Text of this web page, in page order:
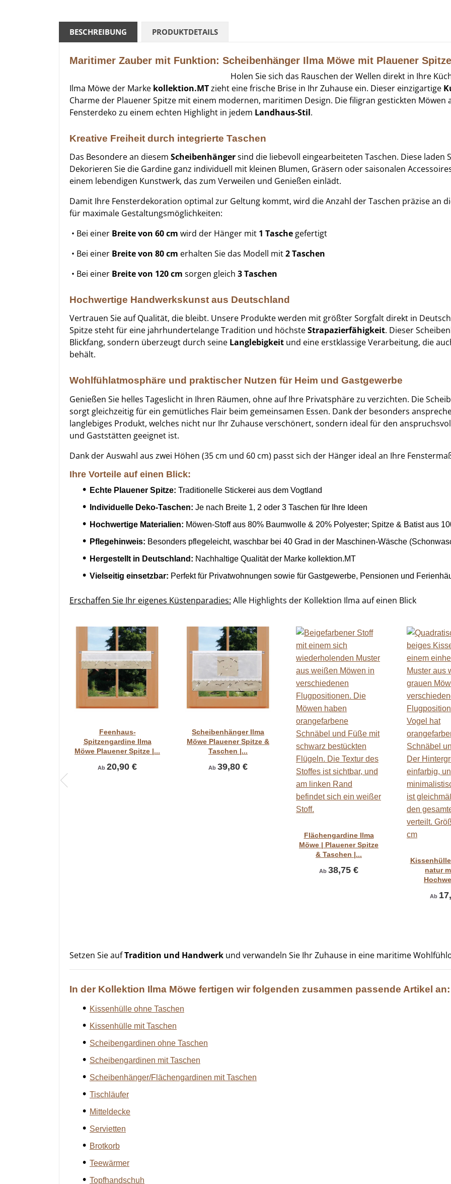
BESCHREIBUNG PRODUKTDETAILS
Maritimer Zauber mit Funktion: Scheibenhänger Ilma Möwe mit Plauener Spitze
Holen Sie sich das Rauschen der Wellen direkt in Ihre
Ilma Möwe der Marke kollektion.MTzieht eine frische Brise in Ihr Zuhause ein. Dieser einzigartige
Charme der Plauener Spitze mit einem modernen, maritimen Design. Die filigran gestickten
Fensterdeko zu einem echten Highlight in jedem Landhaus-Stil.
Kreative Freiheit durch integrierte Taschen
Das Besondere an diesem Scheibenhängersind die liebevoll eingearbeiteten Taschen. Diese laden
Dekorieren Sie die Gardine ganz individuell mit kleinen Blumen, Gräsern oder saisonalen
einem lebendigen Kunstwerk, das zum Verweilen und Genießen einlädt.
Damit Ihre Fensterdekoration optimal zur Geltung kommt, wird die Anzahl der Taschen präzise an
für maximale Gestaltungsmöglichkeiten:
• Bei einer Breite von 60 cm wird der Hänger mit 1 Tasche gefertigt
• Bei einer Breite von 80 cm erhalten Sie das Modell mit2 Taschen
• Bei einer Breite von 120 cm sorgen gleich 3 Taschen
Hochwertige Handwerkskunst aus Deutschland
Vertrauen Sie auf Qualität, die bleibt. Unsere Produkte werden mit größter Sorgfalt direkt in
Spitze steht für eine jahrhundertelange Tradition und höchsteStrapazierfähigkeit. Dieser
Blickfang, sondern überzeugt durch seine Langlebigkeit und eine erstklassige Verarbeitung, die
behält.
Wohlfühlatmosphäre und praktischer Nutzen für Heim und Gastgewerbe
Genießen Sie helles Tageslicht in Ihren Räumen, ohne auf Ihre Privatsphäre zu verzichten. Die
sorgt gleichzeitig für ein gemütliches Flair beim gemeinsamen Essen. Dank der besonders
langlebiges Produkt, welches nicht nur Ihr Zuhause verschönert, sondern ideal für den
und Gaststätten geeignet ist.
Dank der Auswahl aus zwei Höhen (35 cm und 60 cm) passt sich der Hänger ideal an Ihre
Ihre Vorteile auf einen Blick:
Echte Plauener Spitze: Traditionelle Stickerei aus dem Vogtland
Individuelle Deko-Taschen: Je nach Breite 1, 2 oder 3 Taschen für Ihre Ideen
Hochwertige Materialien: Möwen-Stoff aus 80% Baumwolle & 20% Polyester; Spitze & Batist aus
Pflegehinweis: Besonders pflegeleicht, waschbar bei 40 Grad in der Maschinen-Wäsche
Hergestellt in Deutschland: Nachhaltige Qualität der Marke kollektion.MT
Vielseitig einsetzbar: Perfekt für Privatwohnungen sowie für Gastgewerbe, Pensionen und
Erschaffen Sie Ihr eigenes Küstenparadies: Alle Highlights der Kollektion Ilma auf einen Blick
Feenhaus-
Spitzengardine Ilma
Möwe Plauener Spitze |...
Ab 20,90 €
Scheibenhänger Ilma
Möwe Plauener Spitze &
Taschen |...
Ab 39,80 €
Flächengardine Ilma
Möwe | Plauener Spitze
& Taschen |...
Ab 38,75 €
natur
Ab
Setzen Sie aufTradition und Handwerk und verwandeln Sie Ihr Zuhause in eine maritime
In der Kollektion Ilma Möwe fertigen wir folgenden zusammen passende Artikel an:
Kissenhülle ohne Taschen
Kissenhülle mit Taschen
Scheibengardinen ohne Taschen
Scheibengardinen mit Taschen
Scheibenhänger/Flächengardinen mit Taschen
Tischläufer
Mitteldecke
Servietten
Brotkorb
Teewärmer
Topfhandschuh